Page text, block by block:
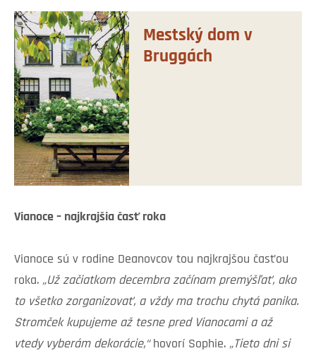
Mestský dom v
Bruggách
Vianoce – najkrajšia časť roka
Vianoce sú v rodine Deanovcov tou najkrajšou časťou
roka. „Už začiatkom decembra začínam premýšľať, ako
to všetko zorganizovať, a vždy ma trochu chytá panika.
Stromček kupujeme až tesne pred Vianocami a až
vtedy vyberám dekorácie,“hovorí Sophie. „Tieto dni si